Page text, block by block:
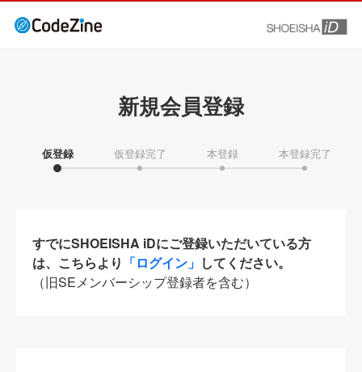
新規会員登録
仮登録 仮登録完了 本登録 本登録完了
すでにSHOEISHA iDにご登録いただいている方
は、こちらより 「ログイン」 してください。
（旧SEメンバーシップ登録者を含む）